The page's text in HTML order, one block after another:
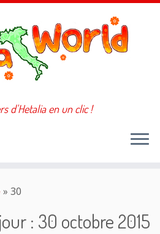
d'Hetalia en un clic !
» 30
: 30 octobre 2015